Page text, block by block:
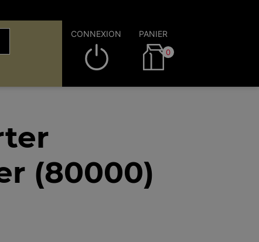
CONNEXION PANIER
0
(80000)